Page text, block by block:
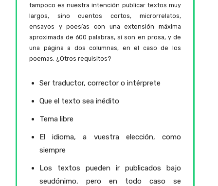
tampoco es nuestra intención publicar textos muy
largos, sino cuentos cortos, microrrelatos,
ensayos y poesías con una extensión máxima
aproximada de 600 palabras, si son en prosa, y de
una página a dos columnas, en el caso de los
poemas. ¿Otros requisitos?
Ser traductor, corrector o intérprete
Que el texto sea inédito
Tema libre
El idioma, a vuestra elección, como
siempre
Los textos pueden ir publicados bajo
seudónimo, pero en todo caso se